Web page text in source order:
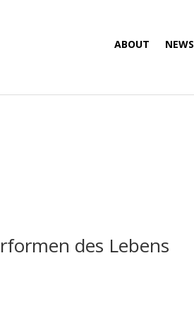
ABOUT NEWS
des Lebens